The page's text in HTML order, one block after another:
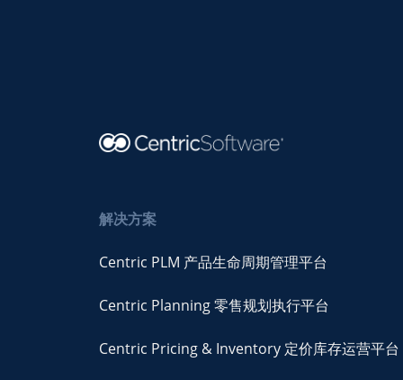
解决方案
Centric PLM 产品生命周期管理平台
Centric Planning 零售规划执行平台
Centric Pricing & Inventory 定价库存运营平台